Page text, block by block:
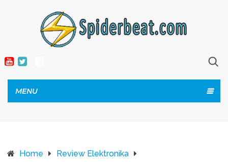
MENU
Home
Review Elektronika